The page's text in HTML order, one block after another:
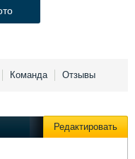
флота
Команда Отзывы
Редактировать